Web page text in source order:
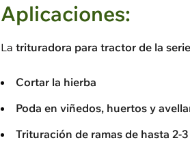
Aplicaciones:
La trituradora para tractor de la
Cortar la hierba
Poda en viñedos, huertos y
Trituración de ramas de hasta 2-